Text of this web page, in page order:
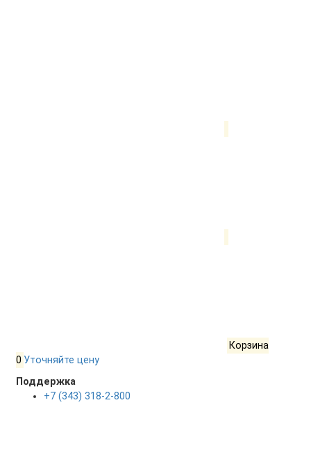
Корзина
0 Уточняйте цену
Поддержка
+7 (343) 318-2-800